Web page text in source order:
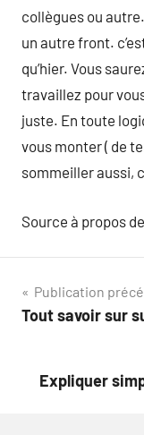
collègues ou
un autre front.
qu’hier. Vous
travaillez pour
juste. En toute
vous monter ( de
sommeiller aussi,
Source à propos de
Navigation
de
Publication
Tout savoir sur
Expliquer